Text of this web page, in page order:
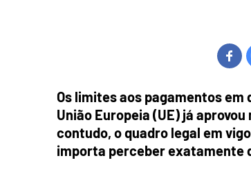
Os limites aos pagamentos
União Europeia (UE) já
contudo, o quadro legal em
importa perceber exatamente